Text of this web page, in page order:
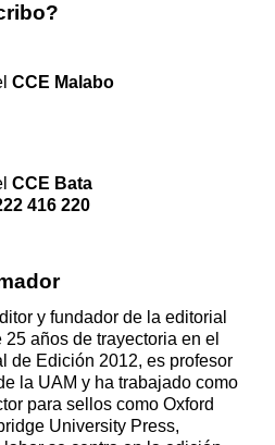
CCE Malabo
CCE Bata
416 220
y fundador de la editorial
años de trayectoria en el
de Edición 2012, es profesor
la UAM y ha trabajado como
para sellos como Oxford
University Press,